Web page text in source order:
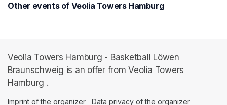
Other events of Veolia Towers Hamburg
Veolia Towers Hamburg - Basketball Löwen
Braunschweig is an offer from Veolia Towers
Hamburg .
Imprint of the organizer (opens in a new tab)
Data privacy of the organizer